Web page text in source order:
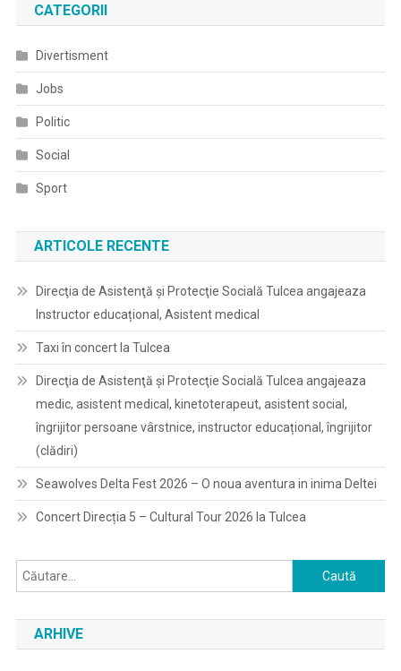
CATEGORII
Divertisment
Jobs
Politic
Social
Sport
ARTICOLE RECENTE
Direcţia de Asistenţă şi Protecţie Socială Tulcea angajeaza
Instructor educațional, Asistent medical
Taxi în concert la Tulcea
Direcţia de Asistenţă şi Protecţie Socială Tulcea angajeaza
medic, asistent medical, kinetoterapeut, asistent social,
îngrijitor persoane vârstnice, instructor educațional, îngrijitor
(clădiri)
Seawolves Delta Fest 2026 – O noua aventura in inima Deltei
Concert Direcția 5 – Cultural Tour 2026 la Tulcea
Caută
după:
ARHIVE